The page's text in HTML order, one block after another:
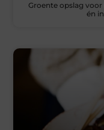
Groente opslag
én